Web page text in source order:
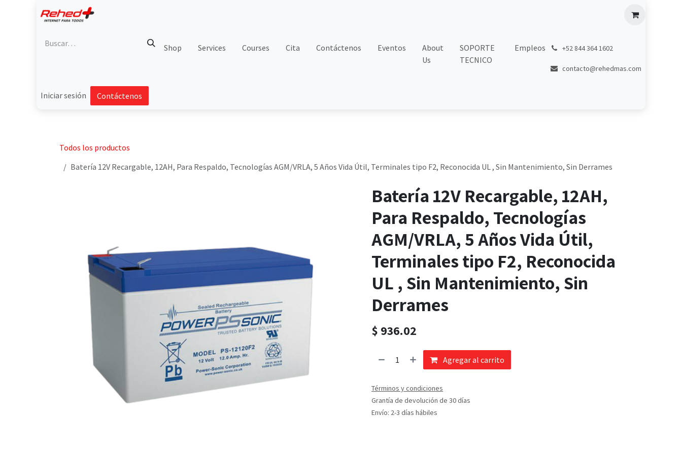
Shop Services Courses Cita Contáctenos Eventos
About
Us
SOPORTE
TECNICO
Empleos +52 844 364 1602
contacto@rehedmas.com
Iniciar sesión Contáctenos
Todos los productos
Batería 12V Recargable, 12AH, Para Respaldo, Tecnologías AGM/VRLA, 5 Años Vida Útil, Terminales tipo F2, Reconocida UL , Sin Mantenimiento, Sin Derrames
Batería 12V Recargable, 12AH,
Para Respaldo, Tecnologías
AGM/VRLA, 5 Años Vida Útil,
Terminales tipo F2, Reconocida
UL , Sin Mantenimiento, Sin
Derrames
$ 936.02
Agregar al carrito
Términos y condiciones
Grantía de devolución de 30 días
Envío: 2-3 días hábiles